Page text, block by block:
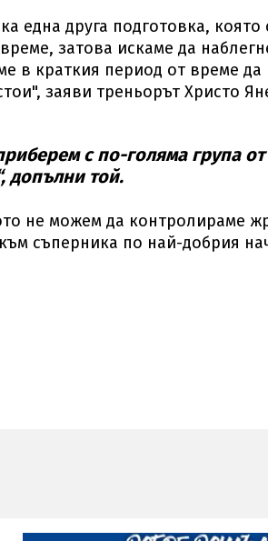
една друга подготовка,
затова искаме да
в краткия период от време да
заяви треньорът Христо
с по-голяма група
допълни той.
не можем да контролираме
съперника по най-добрия